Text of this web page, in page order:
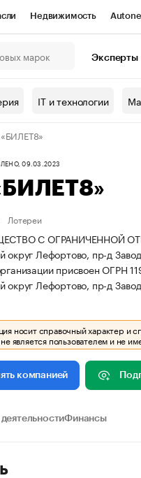
Недвижимость
Проверка контрагентов
Эксперты
IT и технологии
09.03.2023
Лотереи
С ОГРАНИЧЕННОЙ
округ Лефортово, пр-д
присвоен ОГРН
округ Лефортово, пр-д
носит справочный характер и
является пользователем и не
компанией
Финансы